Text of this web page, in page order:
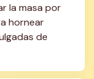
la masa por
hornear
de